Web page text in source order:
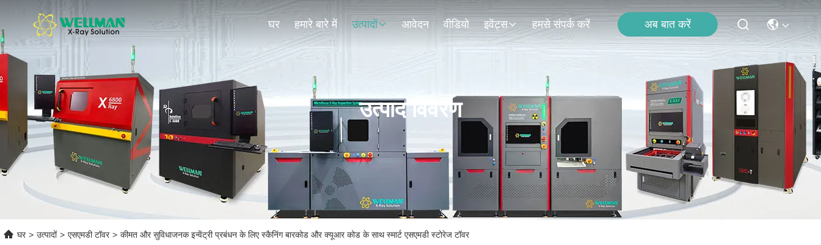
घर हमारे बारे में उत्पादों आवेदन वीडियो इवेंट्स हमसे संपर्क करें अब बात करें
उत्पाद विवरण
घर > उत्पादों > एसएमडी टॉवर > कीमत और सुविधाजनक इन्वेंट्री प्रबंधन के लिए स्कैनिंग बारकोड और क्यूआर कोड के साथ स्मार्ट एसएमडी स्टोरेज टॉवर